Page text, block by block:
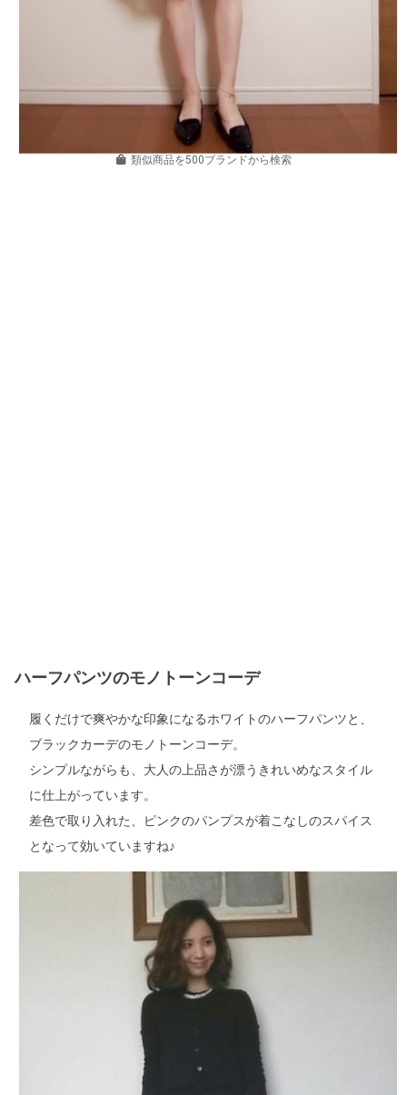
類似商品を500ブランドから検索
ハーフパンツのモノトーンコーデ
履くだけで爽やかな印象になるホワイトのハーフパンツと、
ブラックカーデのモノトーンコーデ。
シンプルながらも、大人の上品さが漂うきれいめなスタイル
に仕上がっています。
差色で取り入れた、ピンクのパンプスが着こなしのスパイス
となって効いていますね♪